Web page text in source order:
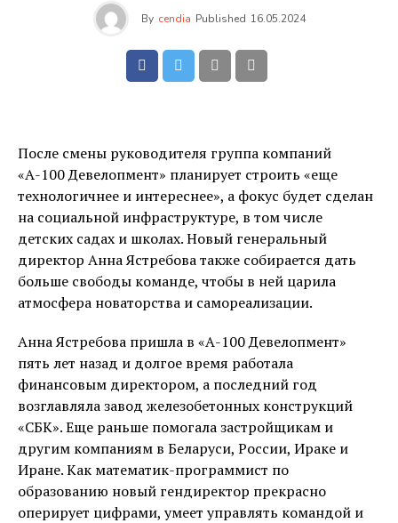
By cendia Published 16.05.2024
После смены руководителя группа компаний
«А-100 Девелопмент» планирует строить «еще
технологичнее и интереснее», а фокус будет сделан
на социальной инфраструктуре, в том числе
детских садах и школах. Новый генеральный
директор Анна Ястребова также собирается дать
больше свободы команде, чтобы в ней царила
атмосфера новаторства и самореализации.
Анна Ястребова пришла в «А-100 Девелопмент»
пять лет назад и долгое время работала
финансовым директором, а последний год
возглавляла завод железобетонных конструкций
«СБК». Еще раньше помогала застройщикам и
другим компаниям в Беларуси, России, Ираке и
Иране. Как математик-программист по
образованию новый гендиректор прекрасно
оперирует цифрами, умеет управлять командой и